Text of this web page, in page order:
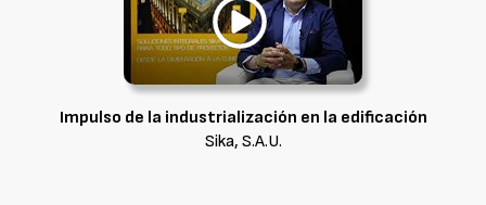
Impulso de la industrialización en la edificación
Sika, S.A.U.